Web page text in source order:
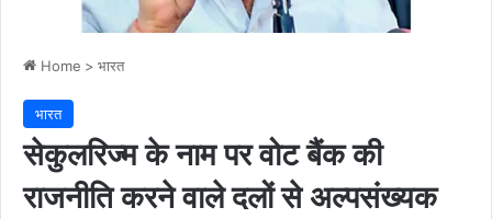
Home > भारत
भारत
सेकुलरिज्म के नाम पर वोट बैंक की
राजनीति करने वाले दलों से अल्पसंख्यक